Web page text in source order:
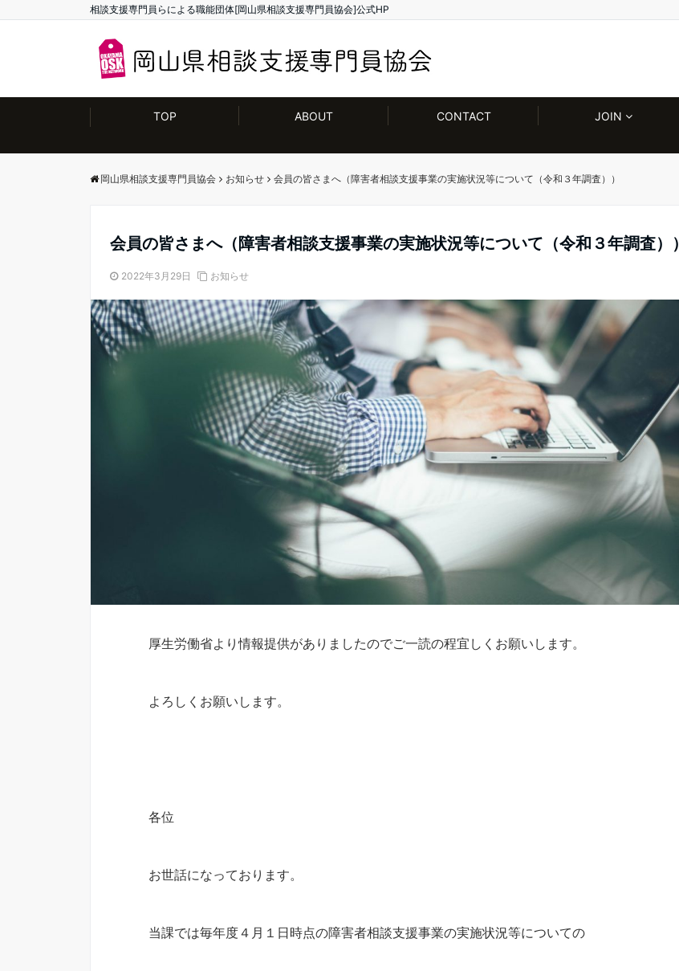
相談支援専門員らによる職能団体[岡山県相談支援専門員協会]公式HP
TOP ABOUT CONTACT JOIN
岡山県相談支援専門員協会 お知らせ 会員の皆さまへ（障害者相談支援事業の実施状況等について（令和３年調査））
会員の皆さまへ（障害者相談支援事業の実施状況等について（令和３年調査））
2022年3月29日 お知らせ
厚生労働省より情報提供がありましたのでご一読の程宜しくお願いします。
よろしくお願いします。
各位
お世話になっております。
当課では毎年度４月１日時点の障害者相談支援事業の実施状況等についての